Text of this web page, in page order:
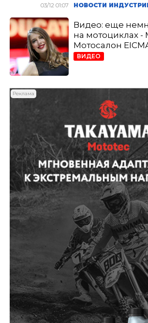
03/12 01:07 НОВОСТИ
Видео: еще
на мотоциклах -
Мотосалон
ВИДЕО
Реклама